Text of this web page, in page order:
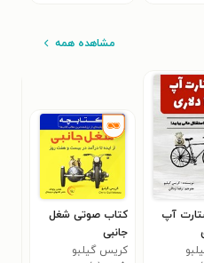
مشاهده همه
آپ
کتاب صوتی شغل
جانبی
کریس گیلبو